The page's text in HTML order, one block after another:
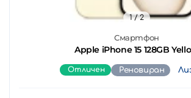
Смартфон
Apple iPhone 15 128GB
1/ 2
Отличен Реновиран